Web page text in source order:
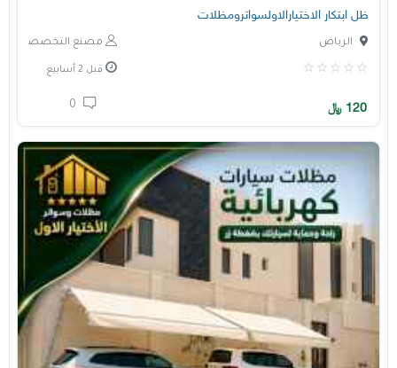
ظل ابتكار الاختيارالاولسواترومظلات
مصنع التخصصي الرياض
قبل 2 أسابيع
120 ﷼